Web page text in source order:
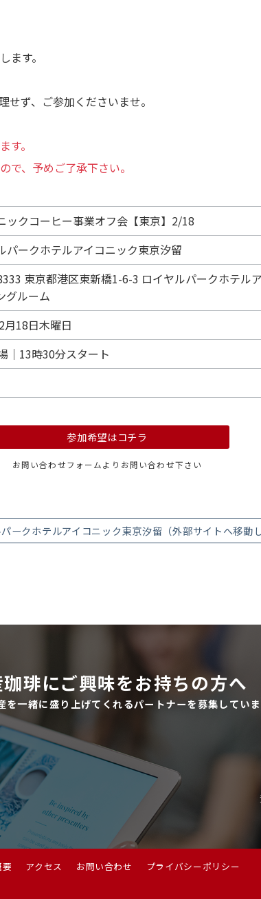
ます。
せず、ご参加くださいませ。
す。
で、予めご了承下さい。
ックコーヒー事業オフ会【東京】2/18
パークホテルアイコニック東京汐留
東京都港区東新橋1-6-3 ロイヤルパークホテル
グルーム
月18日木曜日
｜13時30分スタート
参加希望はコチラ
お問い合わせフォームよりお問い合わせ下さい
パークホテルアイコニック東京汐留（外部サイトへ移動
珈琲にご興味をお持ちの方へ
を一緒に盛り上げてくれるパートナーを募集してい
アクセス お問い合わせ プライバシーポリシー